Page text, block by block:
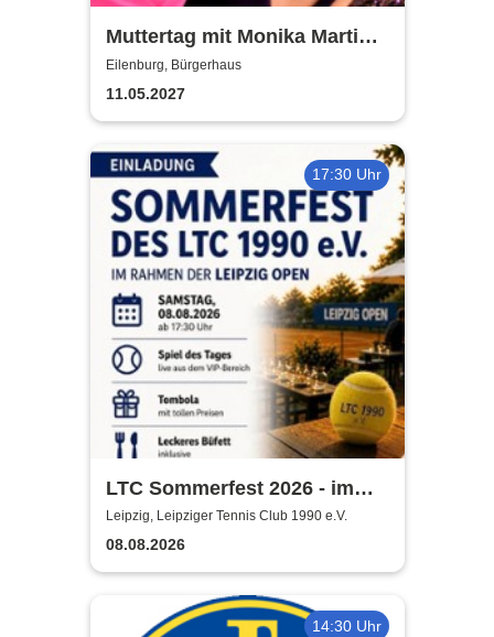
Muttertag mit Monika Martin
2027
Eilenburg, Bürgerhaus
11.05.2027
17:30 Uhr
LTC Sommerfest 2026 - im
Rahmen der Leipzig Open
Leipzig, Leipziger Tennis Club 1990 e.V.
08.08.2026
14:30 Uhr